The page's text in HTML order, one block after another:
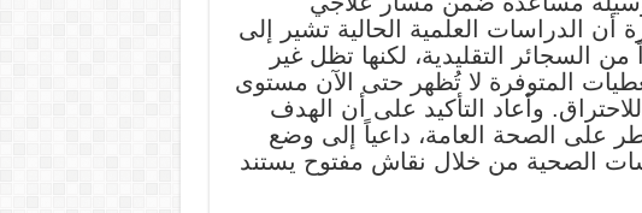
الدراسات العلمية الحالية تشير إلى
السجائر التقليدية، لكنها تظل غير
المتوفرة لا تُظهر حتى الآن مستوى
وأعاد التأكيد على أن الهدف
على الصحة العامة، داعياً إلى وضع
الصحية من خلال نقاش مفتوح يستند